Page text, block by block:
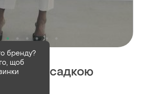
посадкою
бренду?
щоб